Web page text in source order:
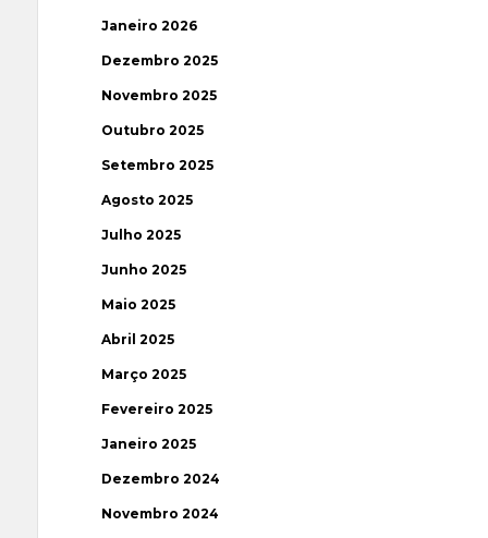
Janeiro 2026
Dezembro 2025
Novembro 2025
Outubro 2025
Setembro 2025
Agosto 2025
Julho 2025
Junho 2025
Maio 2025
Abril 2025
Março 2025
Fevereiro 2025
Janeiro 2025
Dezembro 2024
Novembro 2024